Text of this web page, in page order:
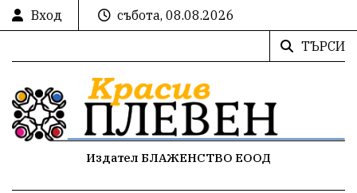
Вход
събота, 08.08.2026
ТЪРСИ
Издател БЛАЖЕНСТВО ЕООД